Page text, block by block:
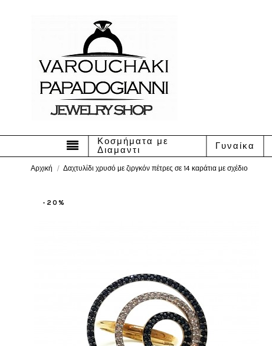
Κοσμήματα με
Διαμαντι
Γυναίκα
Αρχική Δαχτυλίδι χρυσό με ζιργκόν πέτρες σε 14 καράτια με σχέδιο
-20%